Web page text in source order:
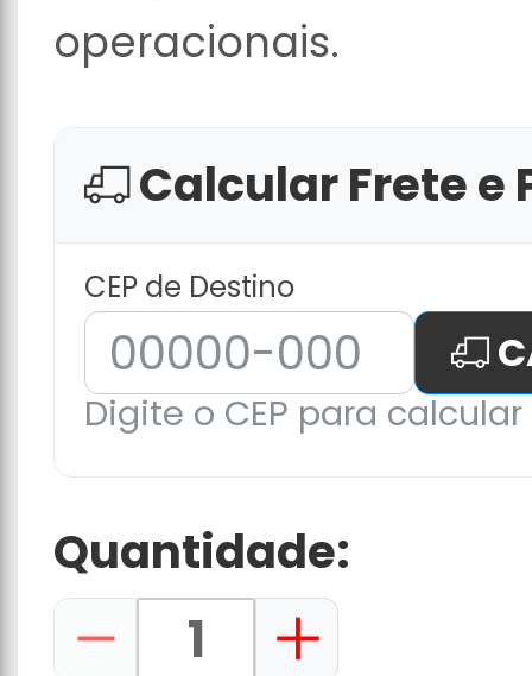
operacionais.
Calcular Frete e
CEP de Destino
Digite o CEP para
Quantidade: